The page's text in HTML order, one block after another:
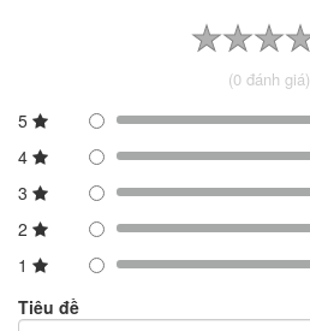
(0 đánh giá)
5
4
3
2
1
Tiêu đề